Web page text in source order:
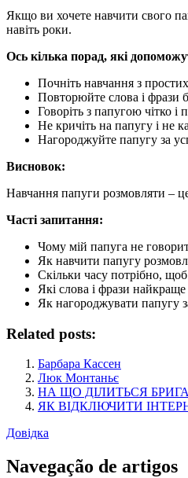
Якщо ви хочете навчити свого
навіть роки.
Ось кілька порад, які
Почніть навчання з простих
Повторюйте слова і фрази
Говоріть з папугою чітко і
Не кричіть на папугу і не
Нагороджуйте папугу за
Висновок:
Навчання папуги розмовляти –
Часті запитання:
Чому мій папуга не
Як навчити папугу
Скільки часу потрібно,
Які слова і фрази
Як нагороджувати папугу
Related posts:
Барбара Кассен
Люк Монтаньє
НА ЩО ДІЛИТЬСЯ
ЯК ВІДКЛЮЧИТИ
Довідка
Navegação de artigos